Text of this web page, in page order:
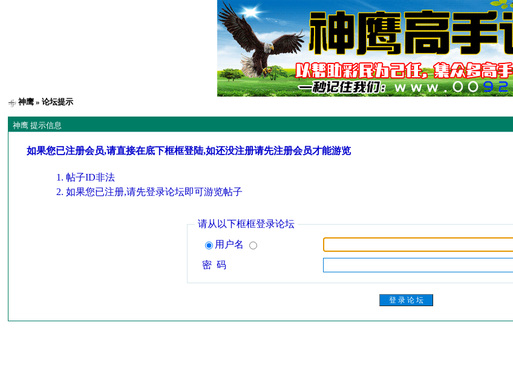
神鹰 » 论坛提示
神鹰 提示信息
如果您已注册会员,请直接在底下框框登陆,如还没注册请先注册会员才能游览
帖子ID非法
如果您已注册,请先登录论坛即可游览帖子
请从以下框框登录论坛
用户名
密 码